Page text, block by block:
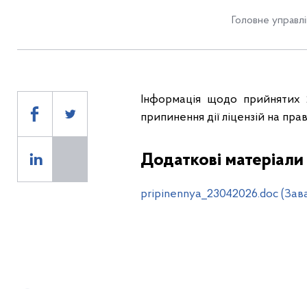
Головне
Інформація щодо
припинення дії ліцензій на
Додаткові матеріали
pripinennya_23042026.doc